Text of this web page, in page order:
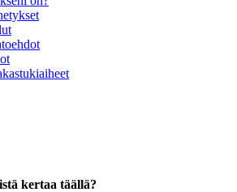
kertaa täällä?